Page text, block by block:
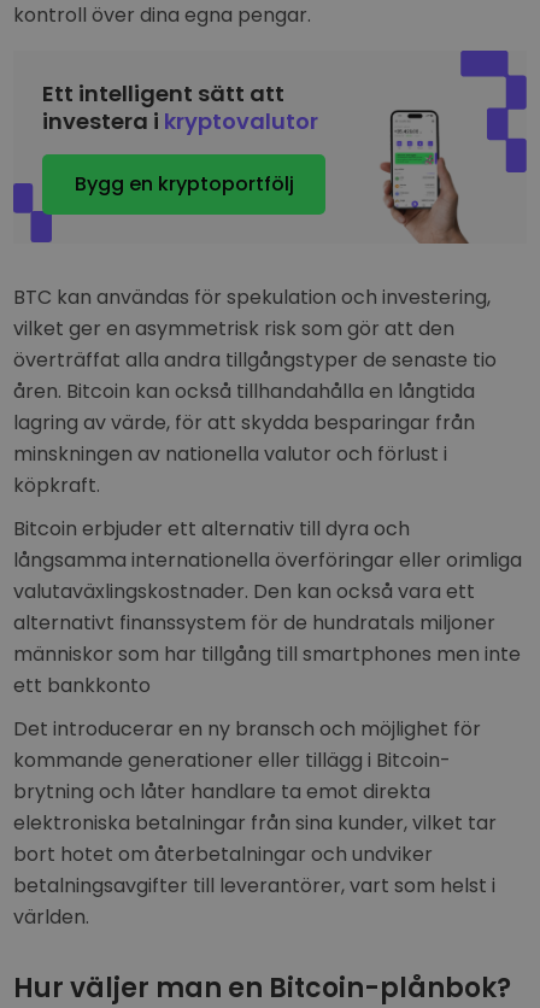
kontroll över dina egna pengar.
Ett intelligent sätt att
investera i kryptovalutor
Bygg en kryptoportfölj
BTC kan användas för spekulation och investering,
vilket ger en asymmetrisk risk som gör att den
överträffat alla andra tillgångstyper de senaste tio
åren. Bitcoin kan också tillhandahålla en långtida
lagring av värde, för att skydda besparingar från
minskningen av nationella valutor och förlust i
köpkraft.
Bitcoin erbjuder ett alternativ till dyra och
långsamma internationella överföringar eller orimliga
valutaväxlingskostnader. Den kan också vara ett
alternativt finanssystem för de hundratals miljoner
människor som har tillgång till smartphones men inte
ett bankkonto
Det introducerar en ny bransch och möjlighet för
kommande generationer eller tillägg i Bitcoin-
brytning och låter handlare ta emot direkta
elektroniska betalningar från sina kunder, vilket tar
bort hotet om återbetalningar och undviker
betalningsavgifter till leverantörer, vart som helst i
världen.
Hur väljer man en Bitcoin-plånbok?